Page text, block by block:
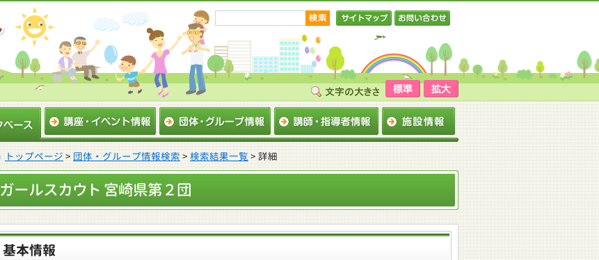
サイトマップ
トップページ > 団体・グループ情報検索 > 検索結果一覧 > 詳細
ガールスカウト 宮崎県第２団
基本情報